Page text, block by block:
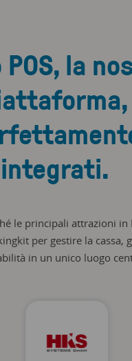
la
integrati.
le principali attrazioni in
per gestire la cassa,
in un unico luogo